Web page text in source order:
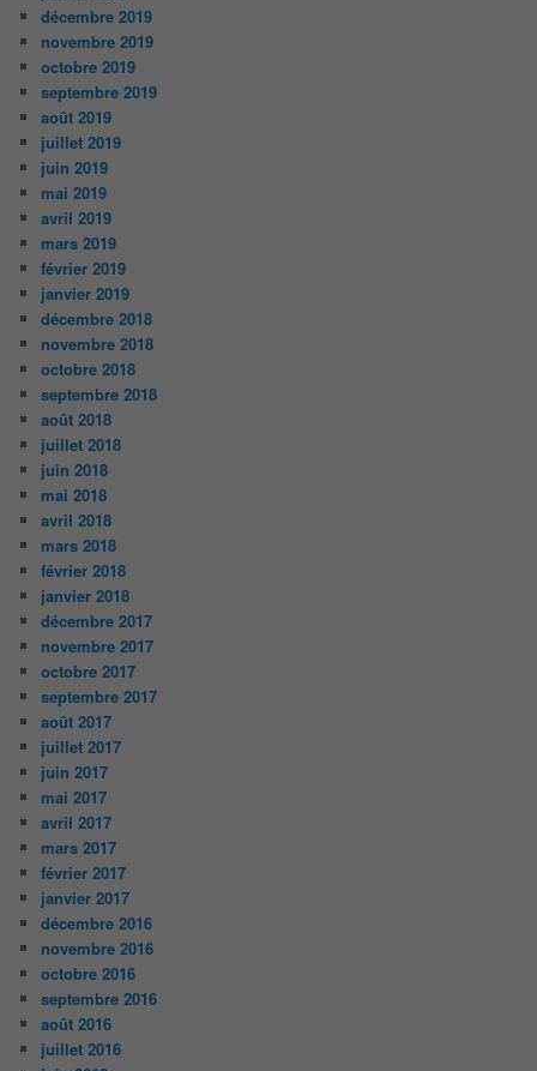
décembre 2019
novembre 2019
octobre 2019
septembre 2019
août 2019
juillet 2019
juin 2019
mai 2019
avril 2019
mars 2019
février 2019
janvier 2019
décembre 2018
novembre 2018
octobre 2018
septembre 2018
août 2018
juillet 2018
juin 2018
mai 2018
avril 2018
mars 2018
février 2018
janvier 2018
décembre 2017
novembre 2017
octobre 2017
septembre 2017
août 2017
juillet 2017
juin 2017
mai 2017
avril 2017
mars 2017
février 2017
janvier 2017
décembre 2016
novembre 2016
octobre 2016
septembre 2016
août 2016
juillet 2016